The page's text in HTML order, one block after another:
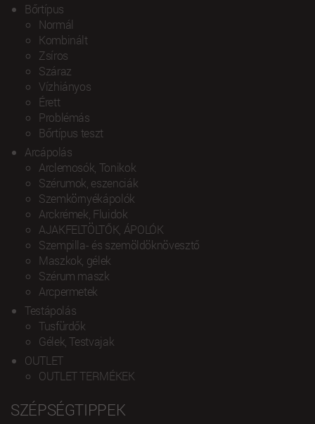
Bőrtípus
Normál
Kombinált
Zsíros
Száraz
Vízhiányos
Érett
Problémás
Bőrtípus teszt
Arcápolás
Arclemosók, Tonikok
Szérumok, eszenciák
Szemkörnyékápolók
Arckrémek, Fluidok
AJAKFELTÖLTŐK, ÁPOLÓK
Szempilla- és szemöldöknövesztő
Maszkok, gélek
Szérum maszk
Arcpermetek
Testápolás
Tusfürdők
Gélek, Testvajak
OUTLET
OUTLET TERMÉKEK
SZÉPSÉGTIPPEK